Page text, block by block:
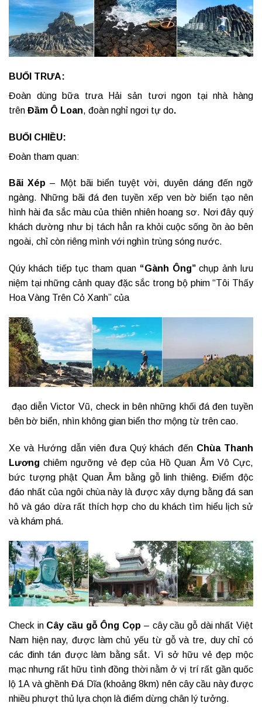
BUỔI TRƯA:
Đoàn dùng bữa trưa Hải sản tươi ngon tại nhà hàng
trên Đầm Ô Loan, đoàn nghỉ ngơi tự do.
BUỔI CHIỀU:
Đoàn tham quan:
Bãi Xép– Một bãi biển tuyệt vời, duyên dáng đến ngỡ
ngàng. Những bãi đá đen tuyền xếp ven bờ biển tạo nên
hình hài đa sắc màu của thiên nhiên hoang sơ. Nơi đây quý
khách dường như bị tách hẳn ra khỏi cuộc sống ồn ào bên
ngoài, chỉ còn riêng mình với nghìn trùng sóng nước.
Qúy khách tiếp tục tham quan “Gành Ông”chụp ảnh lưu
niệm tại những cảnh quay đặc sắc trong bộ phim “Tôi Thấy
Hoa Vàng Trên Cỏ Xanh” của
đạo diễn Victor Vũ, check in bên những khối đá đen tuyền
bên bờ biển, nhìn không gian biển thơ mộng từ trên cao.
Xe và Hướng dẫn viên đưa Quý khách đến Chùa Thanh
Lương chiêm ngưỡng vẻ đẹp của Hồ Quan Âm Vô Cực,
bức tượng phật Quan Âm bằng gỗ linh thiêng. Điểm độc
đáo nhất của ngôi chùa này là được xây dựng bằng đá san
hô và gáo dừa rất thích hợp cho du khách tìm hiểu lịch sử
và khám phá.
Check in Cây cầu gỗ Ông Cọp – cây cầu gỗ dài nhất Việt
Nam hiện nay, được làm chủ yếu từ gỗ và tre, duy chỉ có
các đinh tán được làm bằng sắt. Vì sở hữu vẻ đẹp mộc
mạc nhưng rất hữu tình đồng thời nằm ở vị trí rất gần quốc
lộ 1A và ghềnh Đá Dĩa (khoảng 8km) nên cây cầu này được
nhiều phượt thủ lựa chọn là điểm dừng chân lý tưởng.